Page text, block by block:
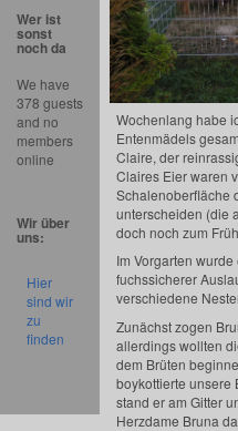
Wochenlang habe
Entenmädels
Claire, der
Claires Eier waren
Schalenoberfläche
unterscheiden (die
doch noch zum
Im Vorgarten
fuchssicherer
verschiedene
Zunächst zogen
allerdings wollten
dem Brüten
boykottierte unsere
stand er am Gitter
Herzdame Bruna
Wer ist
sonst
noch da
We have
378 guests
and no
members
online
Wir über
uns:
Hier
sind wir
zu
finden